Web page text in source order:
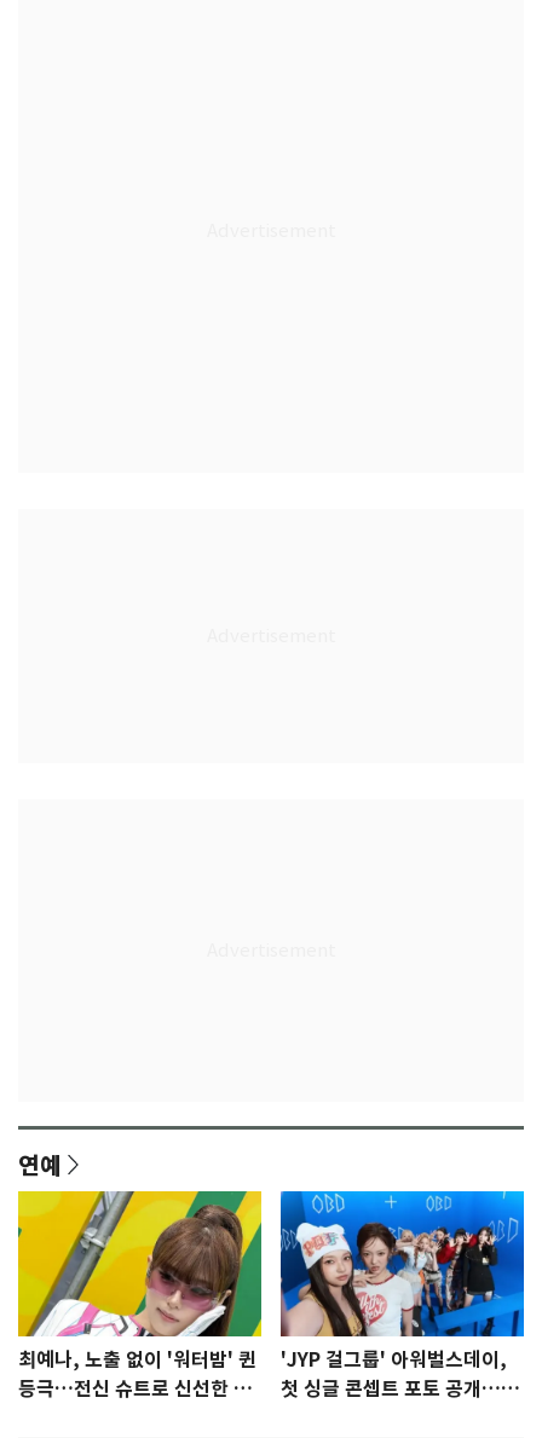
연예
최예나, 노출 없이 '워터밤' 퀸
등극…전신 슈트로 신선한 충
'JYP 걸그룹' 아워벌스데이,
첫 싱글 콘셉트 포토 공개…청